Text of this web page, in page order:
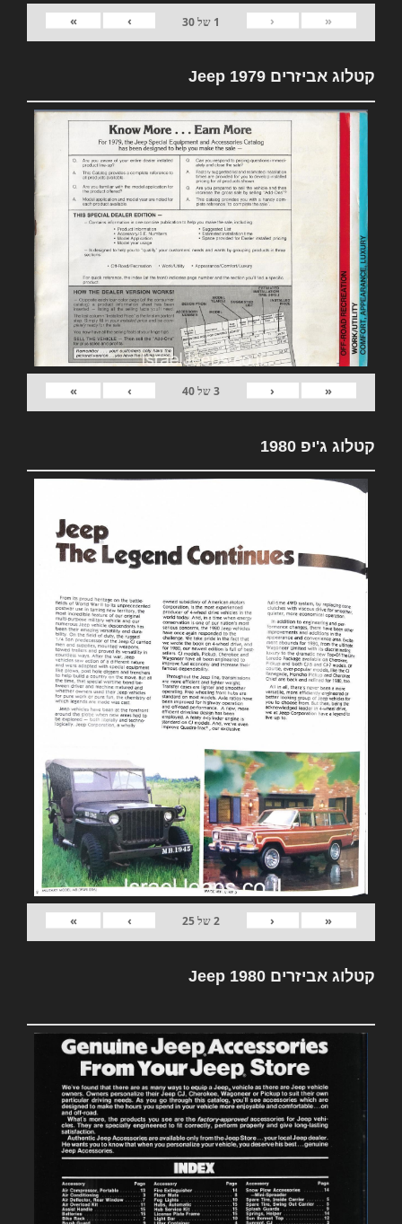
«
‹
1 של30
›
»
קטלוג אביזרים 1979 Jeep
«
‹
3של40
›
»
קטלוג ג'יפ 1980
«
‹
2של25
›
»
קטלוג אביזרים Jeep 1980